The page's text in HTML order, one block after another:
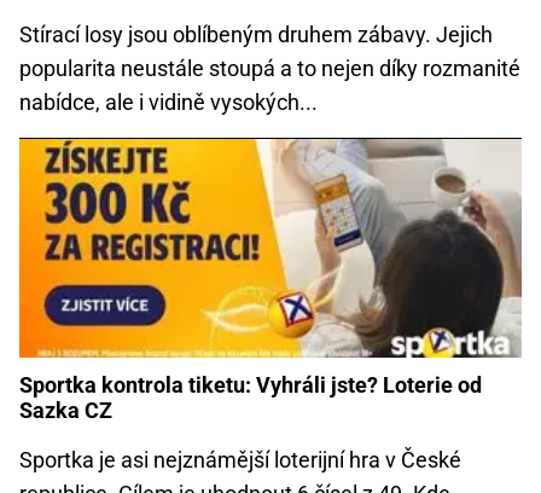
Stírací losy jsou oblíbeným druhem zábavy. Jejich
popularita neustále stoupá a to nejen díky rozmanité
nabídce, ale i vidině vysokých...
Sportka kontrola tiketu: Vyhráli jste? Loterie od
Sazka CZ
Sportka je asi nejznámější loterijní hra v České